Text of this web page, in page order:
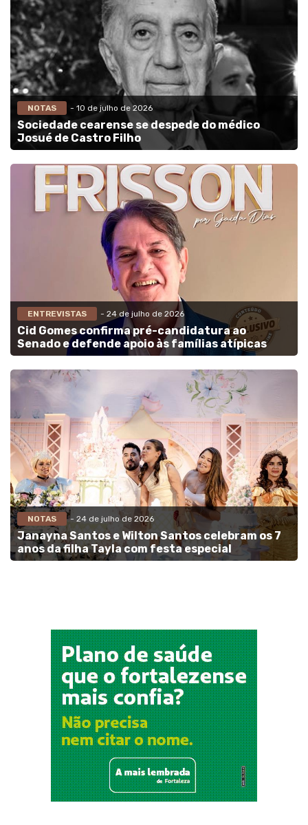
NOTAS - 10 de julho de 2026
Sociedade cearense se despede do médico
Josué de Castro Filho
ENTREVISTAS - 24 de julho de 2026
Cid Gomes confirma pré-candidatura ao
Senado e defende apoio às famílias atípicas
NOTAS - 24 de julho de 2026
Janayna Santos e Wilton Santos celebram os 7
anos da filha Tayla com festa especial